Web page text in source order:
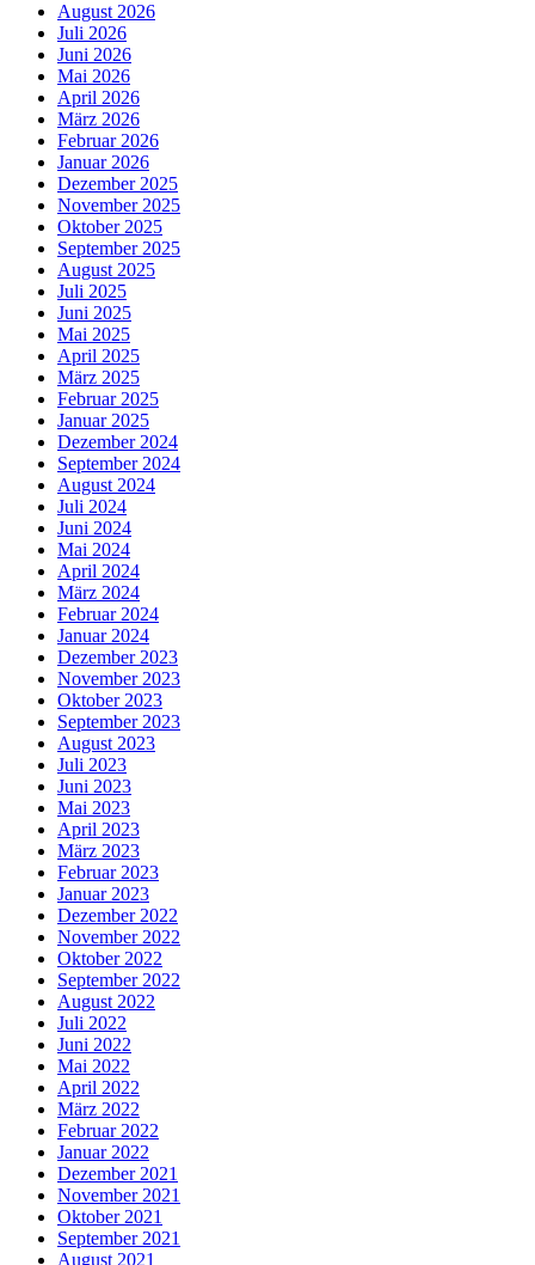
August 2026
Juli 2026
Juni 2026
Mai 2026
April 2026
März 2026
Februar 2026
Januar 2026
Dezember 2025
November 2025
Oktober 2025
September 2025
August 2025
Juli 2025
Juni 2025
Mai 2025
April 2025
März 2025
Februar 2025
Januar 2025
Dezember 2024
September 2024
August 2024
Juli 2024
Juni 2024
Mai 2024
April 2024
März 2024
Februar 2024
Januar 2024
Dezember 2023
November 2023
Oktober 2023
September 2023
August 2023
Juli 2023
Juni 2023
Mai 2023
April 2023
März 2023
Februar 2023
Januar 2023
Dezember 2022
November 2022
Oktober 2022
September 2022
August 2022
Juli 2022
Juni 2022
Mai 2022
April 2022
März 2022
Februar 2022
Januar 2022
Dezember 2021
November 2021
Oktober 2021
September 2021
August 2021